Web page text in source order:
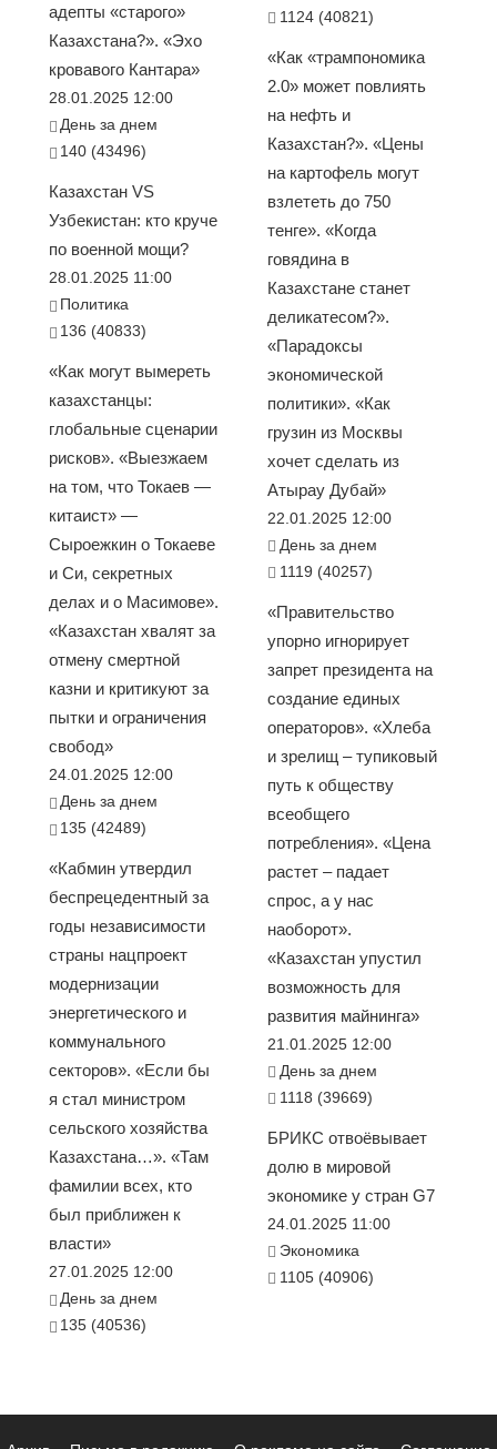
адепты «старого»
Казахстана?». «Эхо
кровавого Кантара»
28.01.2025 12:00
День за днем
140 (43496)
Казахстан VS
Узбекистан: кто круче
по военной мощи?
28.01.2025 11:00
Политика
136 (40833)
«Как могут вымереть
казахстанцы:
глобальные сценарии
рисков». «Выезжаем
на том, что Токаев —
китаист» —
Сыроежкин о Токаеве
и Си, секретных
делах и о Масимове».
«Казахстан хвалят за
отмену смертной
казни и критикуют за
пытки и ограничения
свобод»
24.01.2025 12:00
День за днем
135 (42489)
«Кабмин утвердил
беспрецедентный за
годы независимости
страны нацпроект
модернизации
энергетического и
коммунального
секторов». «Если бы
я стал министром
сельского хозяйства
Казахстана…». «Там
фамилии всех, кто
был приближен к
власти»
27.01.2025 12:00
День за днем
135 (40536)
1124 (40821)
«Как «трампономика
2.0» может повлиять
на нефть и
Казахстан?». «Цены
на картофель могут
взлететь до 750
тенге». «Когда
говядина в
Казахстане станет
деликатесом?».
«Парадоксы
экономической
политики». «Как
грузин из Москвы
хочет сделать из
Атырау Дубай»
22.01.2025 12:00
День за днем
1119 (40257)
«Правительство
упорно игнорирует
запрет президента на
создание единых
операторов». «Хлеба
и зрелищ – тупиковый
путь к обществу
всеобщего
потребления». «Цена
растет – падает
спрос, а у нас
наоборот».
«Казахстан упустил
возможность для
развития майнинга»
21.01.2025 12:00
День за днем
1118 (39669)
БРИКС отвоёвывает
долю в мировой
экономике у стран G7
24.01.2025 11:00
Экономика
1105 (40906)